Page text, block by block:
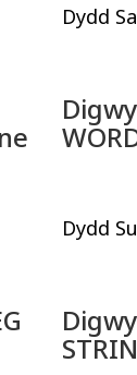
Dydd
Dydd